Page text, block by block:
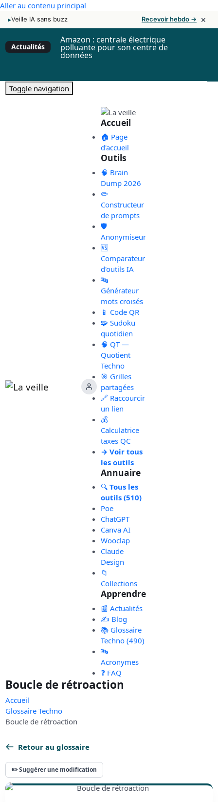
Aller au contenu principal
▸Veille IA sans buzz Recevoir hebdo → ×
Actualités
Amazon : centrale électrique
polluante pour son centre de
données
Toggle navigation
Accueil
🏠 Page
d'accueil
Outils
🧠 Brain
Dump 2026
✏️
Constructeur
de prompts
🛡️
Anonymiseur
🆚
Comparateur
d'outils IA
🔤
Générateur
mots croisés
📱 Code QR
🧩 Sudoku
quotidien
🧠 QT —
Quotient
Techno
🎯 Grilles
partagées
🔗 Raccourcir
un lien
💰
Calculatrice
taxes QC
→ Voir tous
les outils
Annuaire
🔍 Tous les
outils (510)
Poe
ChatGPT
Canva AI
Wooclap
Claude
Design
📁
Collections
Apprendre
📰 Actualités
✍️ Blog
📚 Glossaire
Techno (490)
🔤
Acronymes
❓ FAQ
Boucle de rétroaction
Accueil
Glossaire Techno
Boucle de rétroaction
Retour au glossaire
✏️ Suggérer une modification